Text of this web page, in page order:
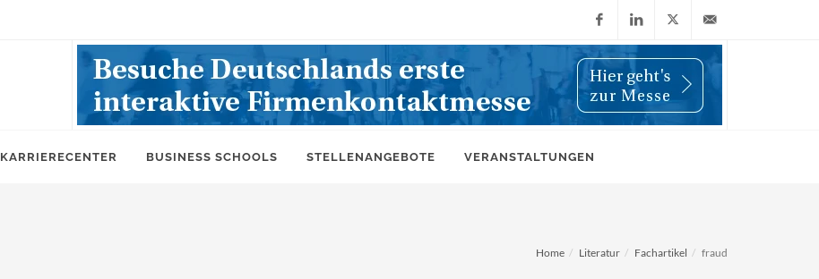
FacebookLinkedIn
X
(Twitter)
info@wiwi-
KARRIERECENTER BUSINESS SCHOOLS STELLENANGEBOTE VERANSTALTUNGEN
Home Literatur Fachartikel fraud